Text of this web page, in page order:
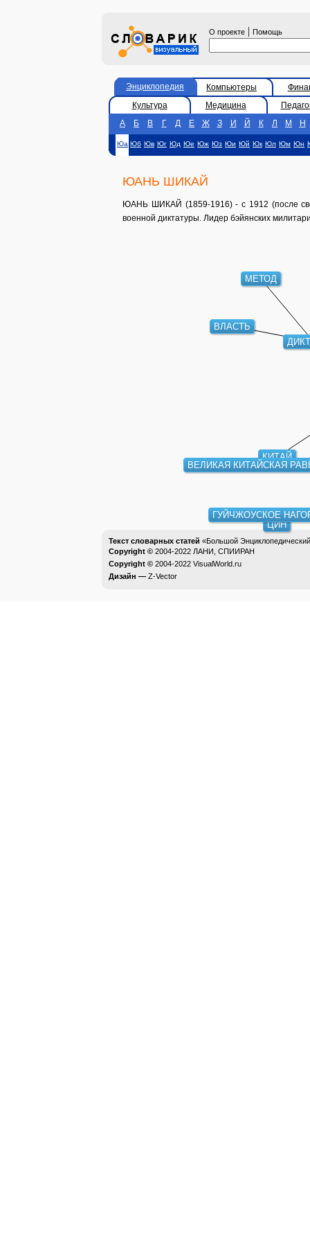
О проекте | Помощь
Энциклопедия Компьютеры
Культура
Медицина
А
Б В Г Д Е Ж З И Й К Л М Н
Юа Юб Юв Юг Юд Юе Юж Юз Юи Юй Юк Юл Юм Юн
ЮАНЬ ШИКАЙ
ЮАНЬ ШИКАЙ (1859-1916) - с 1912 (после
военной диктатуры. Лидер бэйянских
КИТАЙ
МЕТОД
ВЛАСТЬ
ЦИН
ГУЙЧЖОУСКОЕ
ВЕЛИКАЯ КИТАЙСКАЯ
Текст словарных статей «Большой
Copyright © 2004-2022 ЛАНИ, СПИИРАН
Copyright © 2004-2022 VisualWorld.ru
Дизайн — Z-Vector